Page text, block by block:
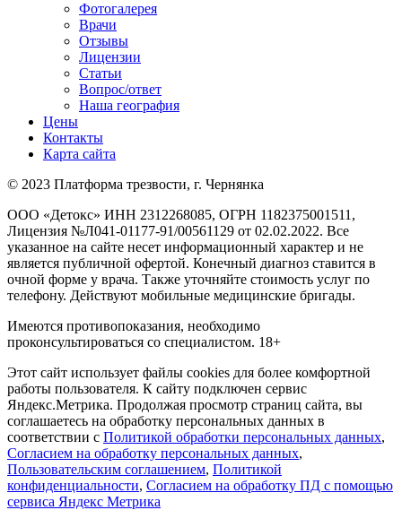
Фотогалерея
Врачи
Отзывы
Лицензии
Статьи
Вопрос/ответ
Наша география
Цены
Контакты
Карта сайта
© 2023 Платформа трезвости, г. Чернянка
ООО «Детокс» ИНН 2312268085, ОГРН 1182375001511,
Лицензия №Л041-01177-91/00561129 от 02.02.2022. Все
указанное на сайте несет информационный характер и не
является публичной офертой. Конечный диагноз ставится в
очной форме у врача. Также уточняйте стоимость услуг по
телефону. Действуют мобильные медицинские бригады.
Имеются противопоказания, необходимо
проконсультироваться со специалистом. 18+
Этот сайт использует файлы cookies для более комфортной
работы пользователя. К сайту подключен сервис
Яндекс.Метрика. Продолжая просмотр страниц сайта, вы
соглашаетесь на обработку персональных данных в
соответствии с Политикой обработки персональных данных,
Согласием на обработку персональных данных,
Пользовательским соглашением, Политикой
конфиденциальности, Согласием на обработку ПД с помощью
сервиса Яндекс Метрика